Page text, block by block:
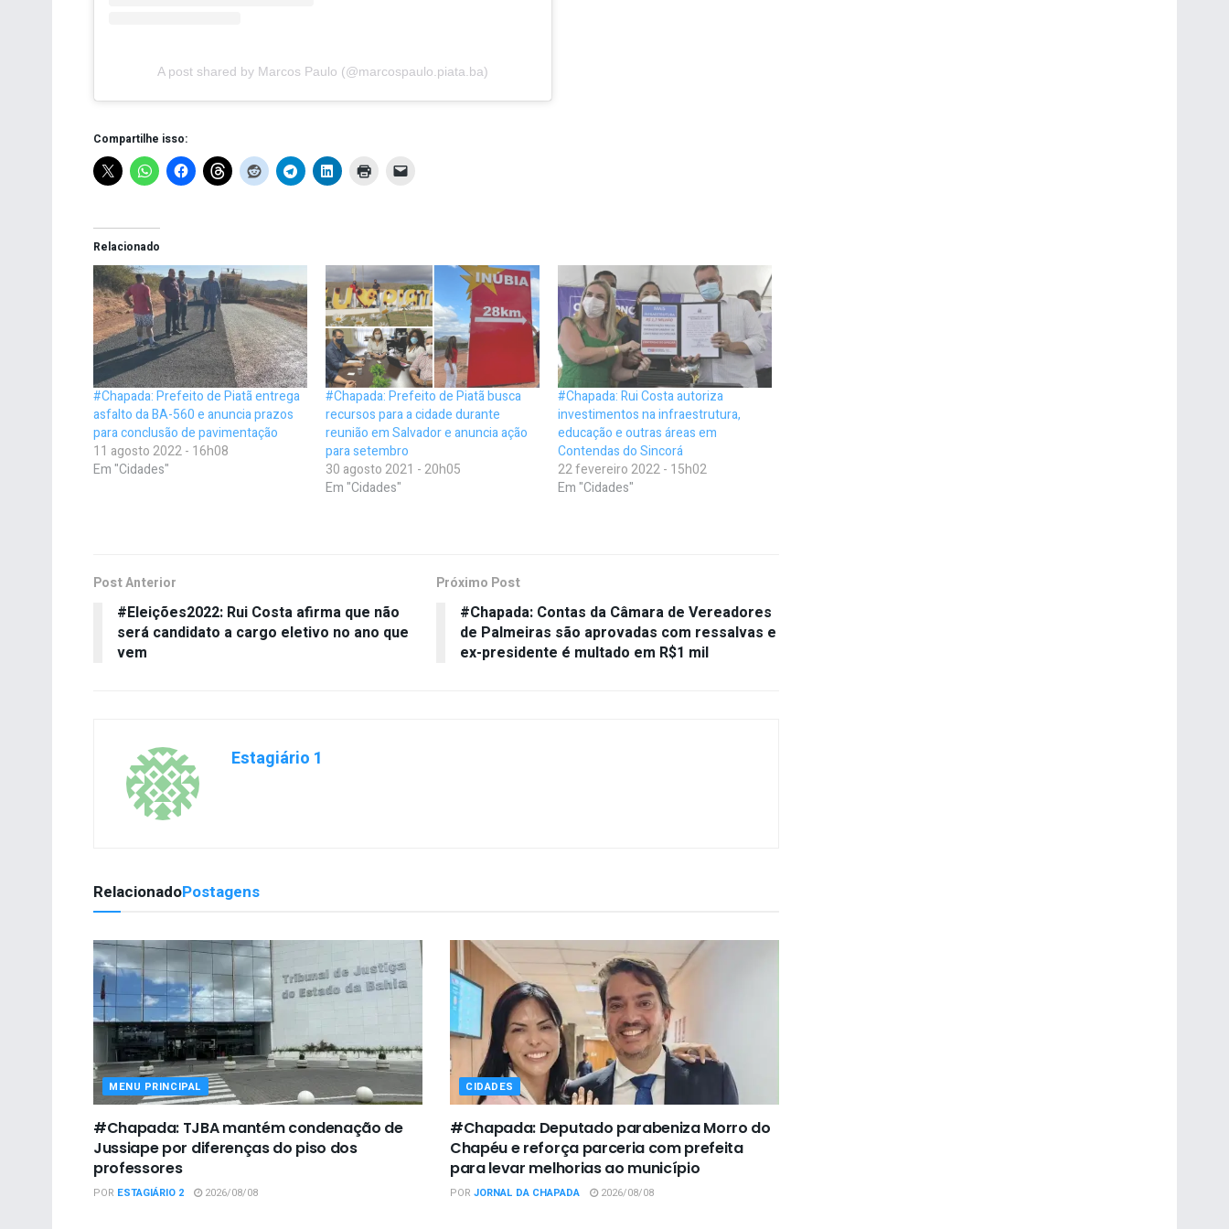
A post shared by Marcos Paulo (@marcospaulo.piata.ba)
Compartilhe isso:
Relacionado
#Chapada: Prefeito de Piatã entrega
asfalto da BA-560 e anuncia prazos
para conclusão de pavimentação
11 agosto 2022 - 16h08
Em "Cidades"
#Chapada: Prefeito de Piatã busca
recursos para a cidade durante
reunião em Salvador e anuncia ação
para setembro
30 agosto 2021 - 20h05
Em "Cidades"
#Chapada: Rui Costa autoriza
investimentos na infraestrutura,
educação e outras áreas em
Contendas do Sincorá
22 fevereiro 2022 - 15h02
Em "Cidades"
Post Anterior
#Eleições2022: Rui Costa afirma que não
será candidato a cargo eletivo no ano que
vem
Próximo Post
#Chapada: Contas da Câmara de Vereadores
de Palmeiras são aprovadas com ressalvas e
ex-presidente é multado em R$1 mil
Estagiário 1
RelacionadoPostagens
MENU PRINCIPAL
#Chapada: TJBA mantém condenação de
Jussiape por diferenças do piso dos
professores
POR ESTAGIÁRIO 2 2026/08/08
CIDADES
#Chapada: Deputado parabeniza Morro do
Chapéu e reforça parceria com prefeita
para levar melhorias ao município
POR JORNAL DA CHAPADA 2026/08/08